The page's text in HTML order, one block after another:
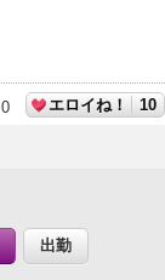
0 エロイね！ 10
出勤